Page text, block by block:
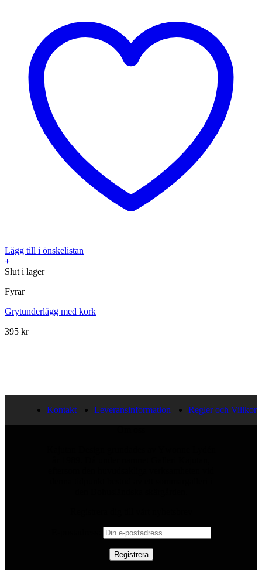
Lägg till i önskelistan
+
Slut i lager
Fyrar
Grytunderlägg med kork
395 kr
Kontakt Leveransinformation
Regler och Villkor